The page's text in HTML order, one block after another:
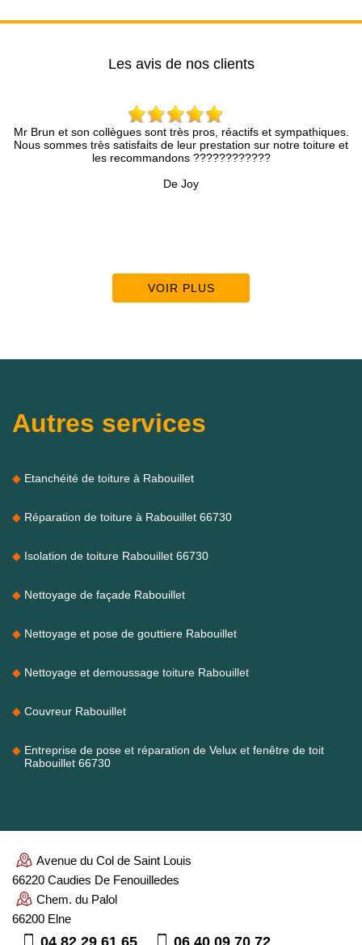
Les avis de nos clients
collègues sont très pros, réactifs et sympathiques.
très satisfaits de leur prestation sur notre toiture et
les recommandons ????????????
Entreprise
VOIR PLUS
Autres services
Etanchéité de toiture à Rabouillet
Réparation de toiture à Rabouillet 66730
Isolation de toiture Rabouillet 66730
Nettoyage de façade Rabouillet
Nettoyage et pose de gouttiere Rabouillet
Nettoyage et demoussage toiture Rabouillet
Couvreur Rabouillet
Entreprise de pose et réparation de Velux et fenêtre de toit
Rabouillet 66730
Avenue du Col de Saint Louis
66220 Caudies De Fenouilledes
Chem. du Palol
66200 Elne
04 82 29 61 65 06 40 09 70 72